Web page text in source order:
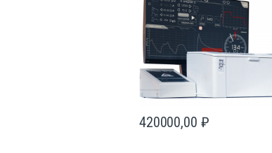
420000,00 ₽